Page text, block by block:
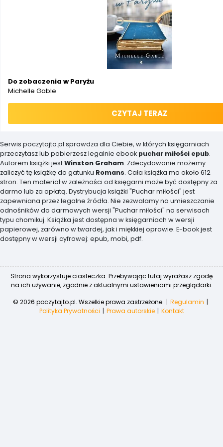
Do zobaczenia w Paryżu
Michelle Gable
CZYTAJ TERAZ
Serwis poczytajto.pl sprawdza dla Ciebie, w których księgarniach
przeczytasz lub pobierzesz legalnie ebook puchar miłości epub.
Autorem książki jestWinston Graham. Zdecydowanie możemy
zaliczyć tę książkę do gatunku Romans. Cała książka ma około 612
stron. Ten materiał w zależności od księgarni może być dostępny za
darmo lub za opłatą. Dystrybucja książki "Puchar miłości" jest
zapewniana przez legalne źródła. Nie zezwalamy na umieszczanie
odnośników do darmowych wersji "Puchar miłości" na serwisach
typu chomikuj. Książka jest dostępna w księgarniach w wersji
papierowej, zarówno w twardej, jak i miękkiej oprawie. E-book jest
dostępny w wersji cyfrowej: epub, mobi, pdf.
Strona wykorzystuje ciasteczka. Przebywając tutaj wyrażasz zgodę
na ich używanie, zgodnie z aktualnymi ustawieniami przeglądarki.
© 2026 poczytajto.pl. Wszelkie prawa zastrzeżone.
Regulamin
Polityka Prywatności
Prawa autorskie Kontakt